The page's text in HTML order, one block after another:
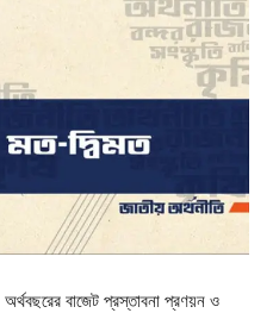
বাজেট প্রস্তাবনা প্রণয়ন ও